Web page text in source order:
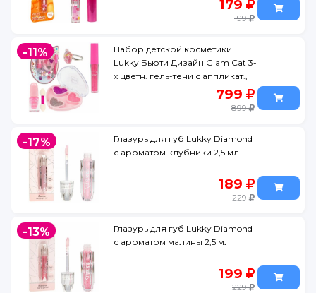
179
199
-11%
Набор детской косметики
Lukky Бьюти Дизайн Glam Cat 3-
х цветн. гель-тени с аппликат.,
799
899
-17%
Глазурь для губ Lukky Diamond
с ароматом клубники 2,5 мл
189
229
-13%
Глазурь для губ Lukky Diamond
с ароматом малины 2,5 мл
199
229